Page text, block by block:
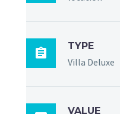

TYPE
Villa Deluxe
VALUE